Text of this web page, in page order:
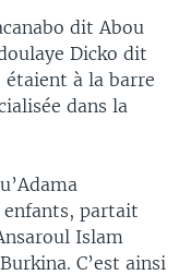
dit Abou
Dicko dit
étaient à la barre
dans la
enfants, partait
Islam
C’est ainsi